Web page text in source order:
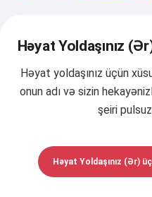
Həyat Yoldaşınız
Həyat yoldaşınız üçün
onun adı və sizin
şeiri
Həyat Yoldaşınız (Ər)